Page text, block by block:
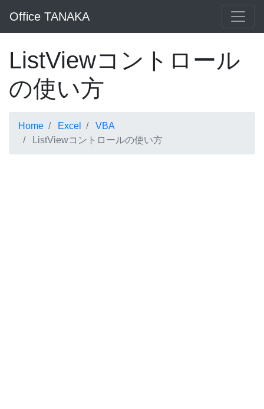
Office TANAKA
ListViewコントロール
の使い方
Home Excel
VBA
ListViewコントロールの使い方